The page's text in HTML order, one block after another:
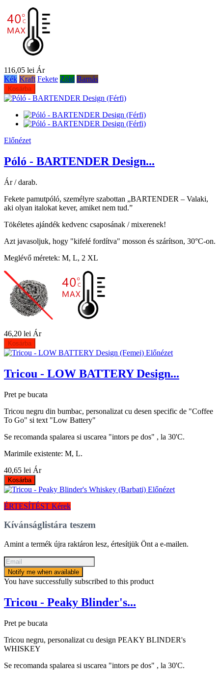
116,05 lei Ár
Kék Kraft Fekete Zöld Barnás
Kosárba
Előnézet
Póló - BARTENDER Design...
Ár / darab.
Fekete pamutpóló, személyre szabottan „BARTENDER – Valaki,
aki olyan italokat kever, amiket nem tud.”
Tökéletes ajándék kedvenc csaposának / mixerenek!
Azt javasoljuk, hogy "kifelé fordítva" mosson és szárítson, 30°C-on.
Meglévő méretek: M, L, 2 XL
46,20 lei Ár
Kosárba
Előnézet
Tricou - LOW BATTERY Design...
Pret pe bucata
Tricou negru din bumbac, personalizat cu desen specific de "Coffee
To Go" si text "Low Battery"
Se recomanda spalarea si uscarea "intors pe dos" , la 30'C.
Marimile existente: M, L.
40,65 lei Ár
Kosárba
Előnézet
ÉRTESÍTÉST Kérek
Kívánságlistára teszem
Amint a termék újra raktáron lesz, értesítjük Önt a e-mailen.
Notify me when available
You have successfully subscribed to this product
Tricou - Peaky Blinder's...
Pret pe bucata
Tricou negru, personalizat cu design PEAKY BLINDER's
WHISKEY
Se recomanda spalarea si uscarea "intors pe dos" , la 30'C.